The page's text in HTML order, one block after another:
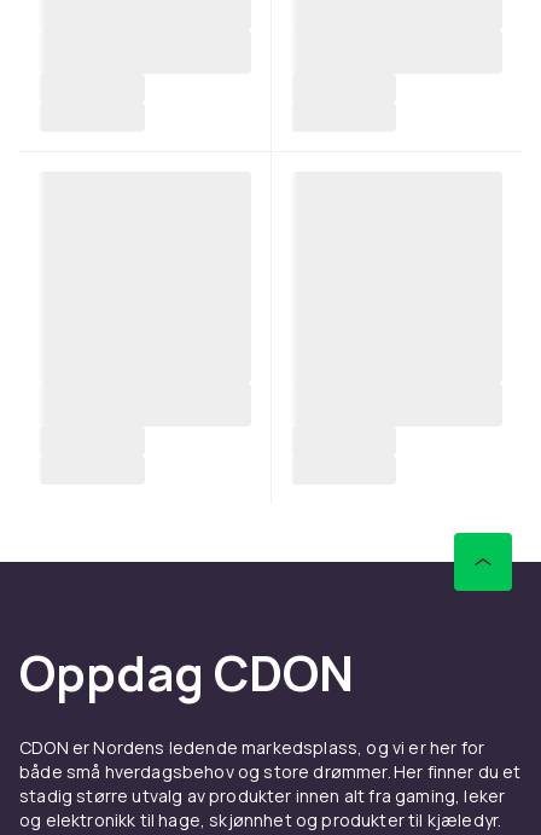
Oppdag CDON
CDON er Nordens ledende markedsplass, og vi er her for
både små hverdagsbehov og store drømmer. Her finner du et
stadig større utvalg av produkter innen alt fra gaming, leker
og elektronikk til hage, skjønnhet og produkter til kjæledyr.